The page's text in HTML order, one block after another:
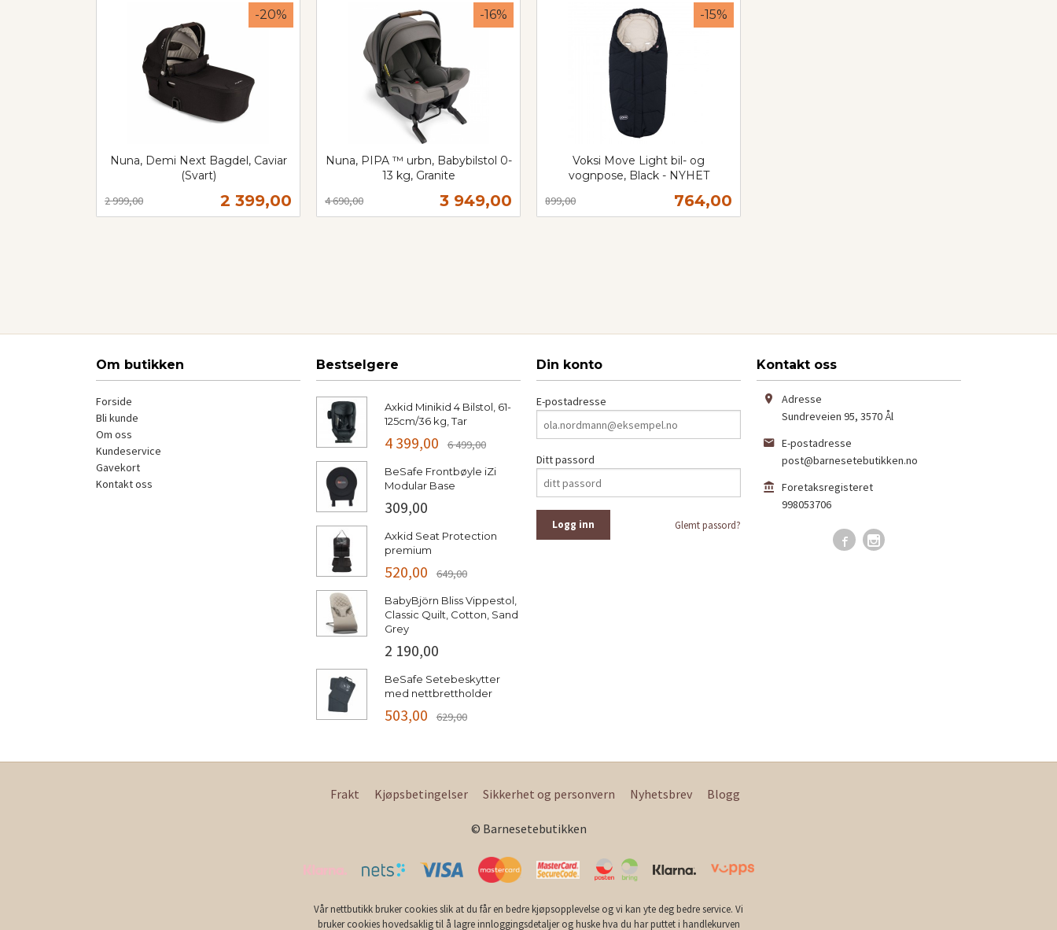
Kjøp Kjøp
Nuna, Demi Next Bagdel, Caviar
(Svart)
Tilbud
2 399,00
2 999,00
-20%
mva.
Nuna, PIPA ™ urbn, Babybilstol 0-
13 kg, Granite
Tilbud
3 949,00
4 690,00
-16%
mva.
Voksi Move Light bil- og
vognpose, Black - NYHET
Tilbud
764,00
899,00
-15%
mva.
Om butikken
Forside
Bli kunde
Om oss
Kundeservice
Gavekort
Kontakt oss
Bestselgere
Axkid Minikid 4 Bilstol, 61-
125cm/36 kg, Tar
4 399,00 6 499,00
BeSafe Frontbøyle iZi
Modular Base
309,00
Axkid Seat Protection
premium
520,00 649,00
BabyBjörn Bliss Vippestol,
Classic Quilt, Cotton, Sand
Grey
2 190,00
BeSafe Setebeskytter
med nettbrettholder
503,00 629,00
Din konto
E-postadresse
Ditt passord
Glemt passord?
Kontakt oss
Adresse
Sundreveien 95, 3570Ål
E-postadresse
post@barnesetebutikken.no
Foretaksregisteret
998053706
Frakt Kjøpsbetingelser Sikkerhet og personvern Nyhetsbrev Blogg
© Barnesetebutikken
Vår nettbutikk bruker cookies slik at du får en bedre kjøpsopplevelse og vi kan yte deg bedre service. Vi
bruker cookies hovedsaklig til å lagre innloggingsdetaljer og huske hva du har puttet i handlekurven